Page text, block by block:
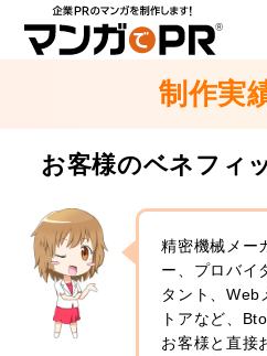
制作実
お客様のベネフィ
精密機械メー
ー、プロバイ
タント、Web
トアなど、
お客様と直接